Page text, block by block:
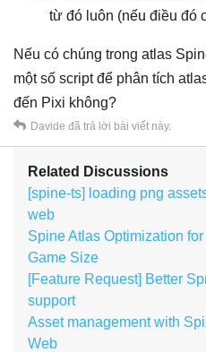
từ đó luôn (nếu điều đó
Nếu có chúng trong atlas
một số script để phân tích
đến Pixi không?
Davide đã trả lời bài viết này.
Related Discussions
[spine-ts] loading png
web
Spine Atlas Optimization
Game Size
[Feature Request] Better
support
Asset management with
Web